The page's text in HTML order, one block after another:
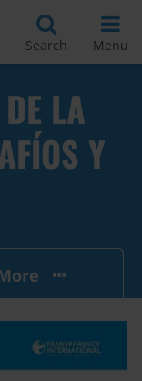
Search Menu
LA
Y